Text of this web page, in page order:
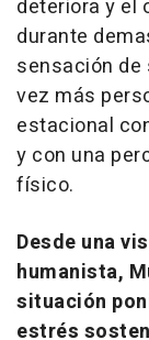
deteriora y el
durante
sensación
vez más
estacional
y con una
físico.
Desde una
humanista,
situación
estrés